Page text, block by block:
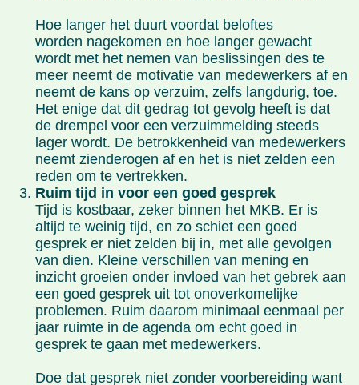
Hoe langer het duurt voordat beloftes
worden nagekomen en hoe langer gewacht
wordt met het nemen van beslissingen des te
meer neemt de motivatie van medewerkers af en
neemt de kans op verzuim, zelfs langdurig, toe.
Het enige dat dit gedrag tot gevolg heeft is dat
de drempel voor een verzuimmelding steeds
lager wordt. De betrokkenheid van medewerkers
neemt zienderogen af en het is niet zelden een
reden om te vertrekken.
Ruim tijd in voor een goed gesprek
Tijd is kostbaar, zeker binnen het MKB. Er is
altijd te weinig tijd, en zo schiet een goed
gesprek er niet zelden bij in, met alle gevolgen
van dien. Kleine verschillen van mening en
inzicht groeien onder invloed van het gebrek aan
een goed gesprek uit tot onoverkomelijke
problemen. Ruim daarom minimaal eenmaal per
jaar ruimte in de agenda om echt goed in
gesprek te gaan met medewerkers.
Doe dat gesprek niet zonder voorbereiding want